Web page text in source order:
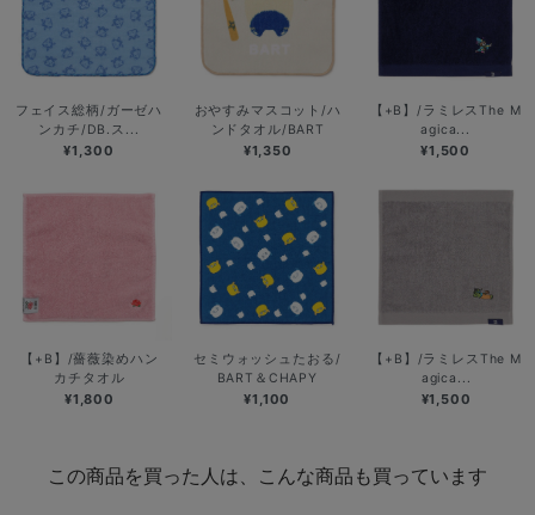
フェイス総柄/ガーゼハ
ンカチ/DB.ス...
¥1,300
おやすみマスコット/ハ
ンドタオル/BART
¥1,350
【+B】/ラミレスThe M
agica...
¥1,500
【+B】/薔薇染めハン
カチタオル
¥1,800
セミウォッシュたおる/
BART＆CHAPY
¥1,100
【+B】/ラミレスThe M
agica...
¥1,500
この商品を買った人は、こんな商品も買っています